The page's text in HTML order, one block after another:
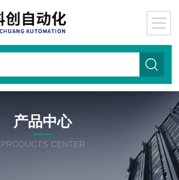
产品中心
PRODUCTS CENTER